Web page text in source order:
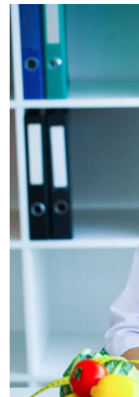
Imagem de capa